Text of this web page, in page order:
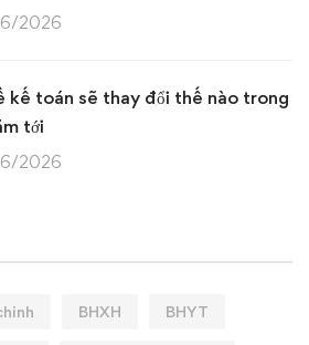
2026
kế toán sẽ thay đổi thế nào trong
tới
2026
BHXH BHYT